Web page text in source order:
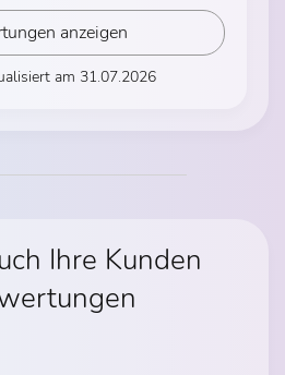
anzeigen
am 31.07.2026
Ihre Kunden